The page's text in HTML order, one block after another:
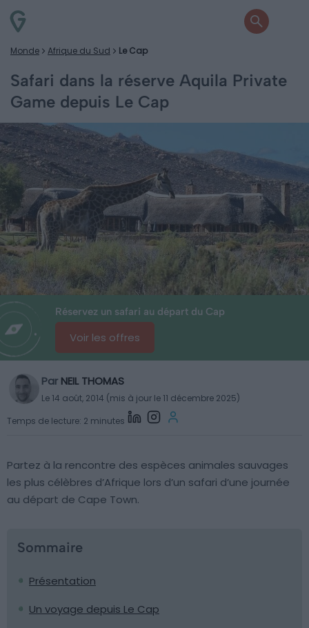
Monde Afrique du Sud Le Cap
Safari dans la réserve Aquila Private
Game depuis Le Cap
Réservez un safari au départ du Cap
Voir les offres
Par NEIL THOMAS
Le 14 août, 2014 (mis à jour le 11 décembre 2025)
Temps de lecture: 2 minutes
Partez à la rencontre des espèces animales sauvages
les plus célèbres d’Afrique lors d’un safari d’une journée
au départ de Cape Town.
Sommaire
Présentation
Un voyage depuis Le Cap